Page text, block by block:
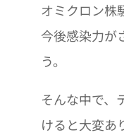
オミクロン株
今後感染力が
う。
そんな中で、
けると大変あ